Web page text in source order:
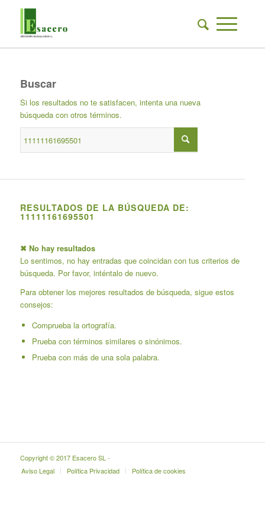
Buscar
Si los resultados no te satisfacen, intenta una nueva
búsqueda con otros términos.
RESULTADOS DE LA BÚSQUEDA DE:
11111161695501
✖ No hay resultados
Lo sentimos, no hay entradas que coincidan con tus criterios de
búsqueda. Por favor, inténtalo de nuevo.
Para obtener los mejores resultados de búsqueda, sigue estos
consejos:
Comprueba la ortografía.
Prueba con términos similares o sinónimos.
Prueba con más de una sola palabra.
Copyright © 2017 Esacero SL -
Aviso Legal
Política Privacidad Política de cookies